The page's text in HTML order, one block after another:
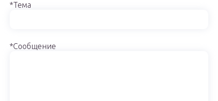
*Тема
*Сообщение